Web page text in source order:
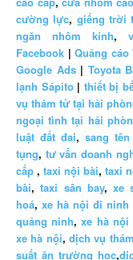
cường lực, giếng trời
ngăn nhôm kính,
Facebook |Quảng cáo
Google Ads| Toyota
lạnh Sápito | thiết bị
vụ thám tử tại hải
ngoại tình tại hải
luật đất đai, sang
tụng, tư vấn doanh
cấp , taxi nội bài, taxi
bài,taxi sân bay,xe
hoá, xe hà nội đi ninh
quảng ninh,xe hà
xe hà nội,dịch vụ
suất ăn trường học,